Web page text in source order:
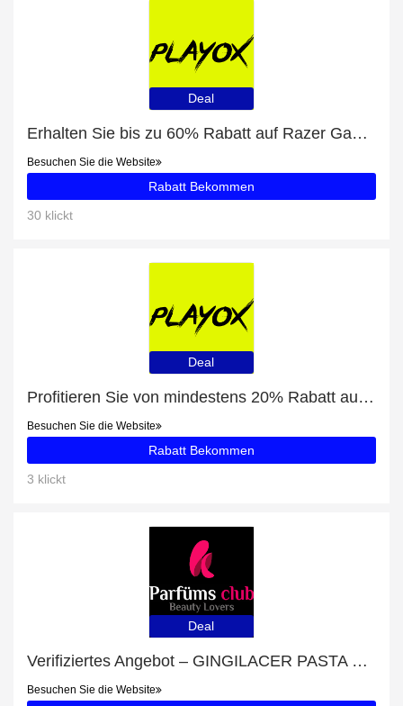
Deal
Erhalten Sie bis zu 60% Rabatt auf Razer Gaming Maus und 63 beliebte Artikel
Besuchen Sie die Website
Rabatt Bekommen
30 klickt
Deal
Profitieren Sie von mindestens 20% Rabatt auf Nacon Gaming Maus
Besuchen Sie die Website
Rabatt Bekommen
3 klickt
Deal
Verifiziertes Angebot – GINGILACER PASTA DENTÍFRICA SET mit Rabatten von bis zu 20%
Besuchen Sie die Website